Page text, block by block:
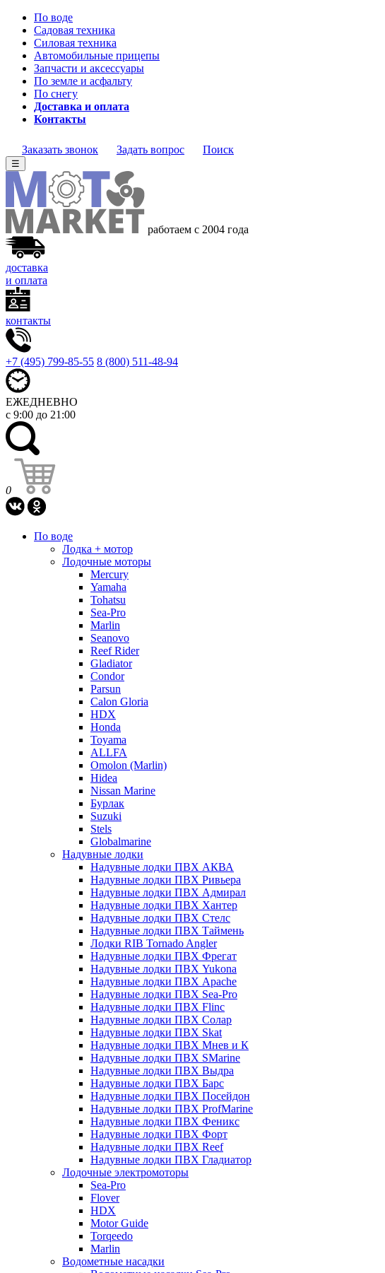
По воде
Садовая техника
Силовая техника
Автомобильные прицепы
Запчасти и аксессуары
По земле и асфальту
По снегу
Доставка и оплата
Контакты
Заказать звонок Задать вопрос Поиск
☰
работаем с 2004 года
доставка
и оплата
контакты
+7 (495) 799-85-55 8 (800) 511-48-94
ЕЖЕДНЕВНО
с 9:00 до 21:00
0
По воде
Лодка + мотор
Лодочные моторы
Mercury
Yamaha
Tohatsu
Sea-Pro
Marlin
Seanovo
Reef Rider
Gladiator
Condor
Parsun
Calon Gloria
HDX
Honda
Toyama
ALLFA
Omolon (Marlin)
Hidea
Nissan Marine
Бурлак
Suzuki
Stels
Globalmarine
Надувные лодки
Надувные лодки ПВХ АКВА
Надувные лодки ПВХ Ривьера
Надувные лодки ПВХ Адмирал
Надувные лодки ПВХ Хантер
Надувные лодки ПВХ Стелс
Надувные лодки ПВХ Таймень
Лодки RIB Tornado Angler
Надувные лодки ПВХ Фрегат
Надувные лодки ПВХ Yukona
Надувные лодки ПВХ Apache
Надувные лодки ПВХ Sea-Pro
Надувные лодки ПВХ Flinc
Надувные лодки ПВХ Солар
Надувные лодки ПВХ Skat
Надувные лодки ПВХ Мнев и К
Надувные лодки ПВХ SMarine
Надувные лодки ПВХ Выдра
Надувные лодки ПВХ Барс
Надувные лодки ПВХ Посейдон
Надувные лодки ПВХ ProfMarine
Надувные лодки ПВХ Феникс
Надувные лодки ПВХ Форт
Надувные лодки ПВХ Reef
Надувные лодки ПВХ Гладиатор
Лодочные электромоторы
Sea-Pro
Flover
HDX
Motor Guide
Torqeedo
Marlin
Водометные насадки